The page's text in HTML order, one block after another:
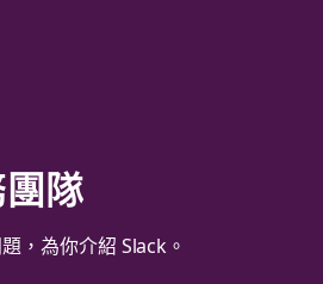
隊
，為你介紹 Slack。